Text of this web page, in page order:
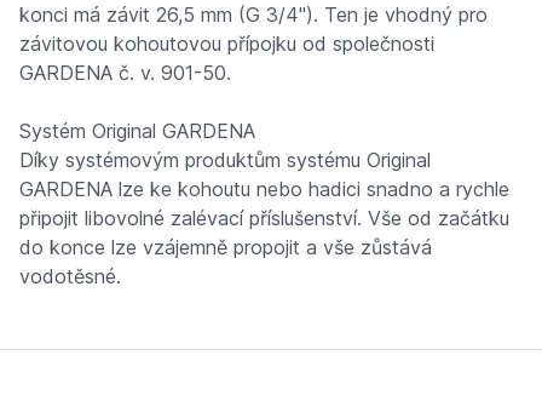
konci má závit 26,5 mm (G 3/4"). Ten je vhodný pro
závitovou kohoutovou přípojku od společnosti
GARDENA č. v. 901-50.
Systém Original GARDENA
Díky systémovým produktům systému Original
GARDENA lze ke kohoutu nebo hadici snadno a rychle
připojit libovolné zalévací příslušenství. Vše od začátku
do konce lze vzájemně propojit a vše zůstává
vodotěsné.